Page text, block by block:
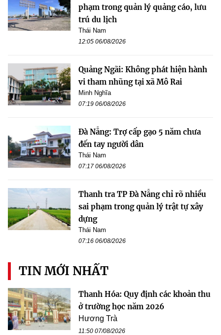
phạm trong quản lý quảng cáo, lưu
trú du lịch
Thái Nam
12:05 06/08/2026
Quảng Ngãi: Không phát hiện hành
vi tham nhũng tại xã Mô Rai
Minh Nghĩa
07:19 06/08/2026
Đà Nẵng: Trợ cấp gạo 5 năm chưa
đến tay người dân
Thái Nam
07:17 06/08/2026
Thanh tra TP Đà Nẵng chỉ rõ nhiều
sai phạm trong quản lý trật tự xây
dựng
Thái Nam
07:16 06/08/2026
TIN MỚI NHẤT
Thanh Hóa: Quy định các khoản thu
ở trường học năm 2026
Hương Trà
11:50 07/08/2026